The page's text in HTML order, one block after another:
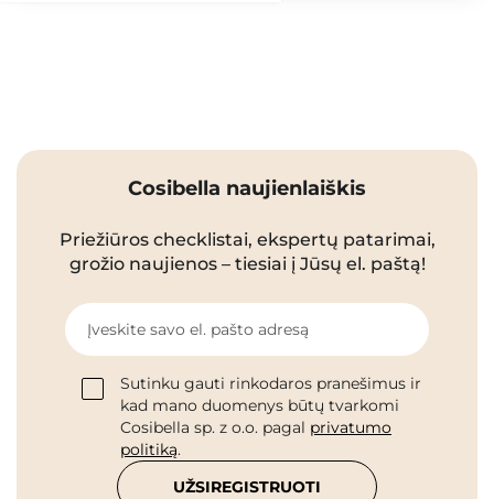
Cosibella naujienlaiškis
Priežiūros checklistai, ekspertų patarimai,
grožio naujienos – tiesiai į Jūsų el. paštą!
Įveskite savo el. pašto adresą
Sutinku gauti rinkodaros pranešimus ir
kad mano duomenys būtų tvarkomi
Cosibella sp. z o.o. pagal privatumo
politiką.
UŽSIREGISTRUOTI